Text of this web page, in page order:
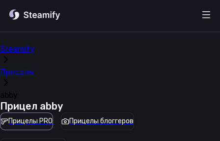
Steamify
Прицелы
abby
Прицел abby
Прицелы PRO Прицелы блоггеров